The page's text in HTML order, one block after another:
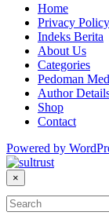
Home
Privacy Policy
Indeks Berita
About Us
Categories
Pedoman
Author
Shop
Contact
Powered by
×